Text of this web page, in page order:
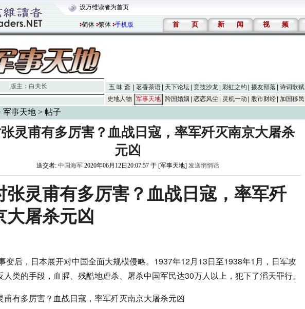
设万维读者为首页
简体 繁体 手机版 首 页 新 闻 视 频
版主： 白夫长 五 味 斋 茗香茶语 天下论坛 竞技沙龙 彩虹之约 摄友部落 诗词歌赋
史地人物
军事天地 跨国婚姻 恋恋风尘 灵机一动 股市财经 加国移民
军事天地> 帖子
灵甫有多厉害？血战日寇，率军歼灭南京大屠杀
元凶
送交者: 中国海军 2020年06月12日20:07:57 于 [军事天地] 发送悄悄话
张灵甫有多厉害？血战日寇，率军歼
大屠杀元凶
变后，日本展开对中国全面大规模侵略。1937年12月13日至1938年1月，日军攻
人类的手段，血腥、残酷地虐杀、屠杀中国军民达30万人以上，犯下了滔天罪行。